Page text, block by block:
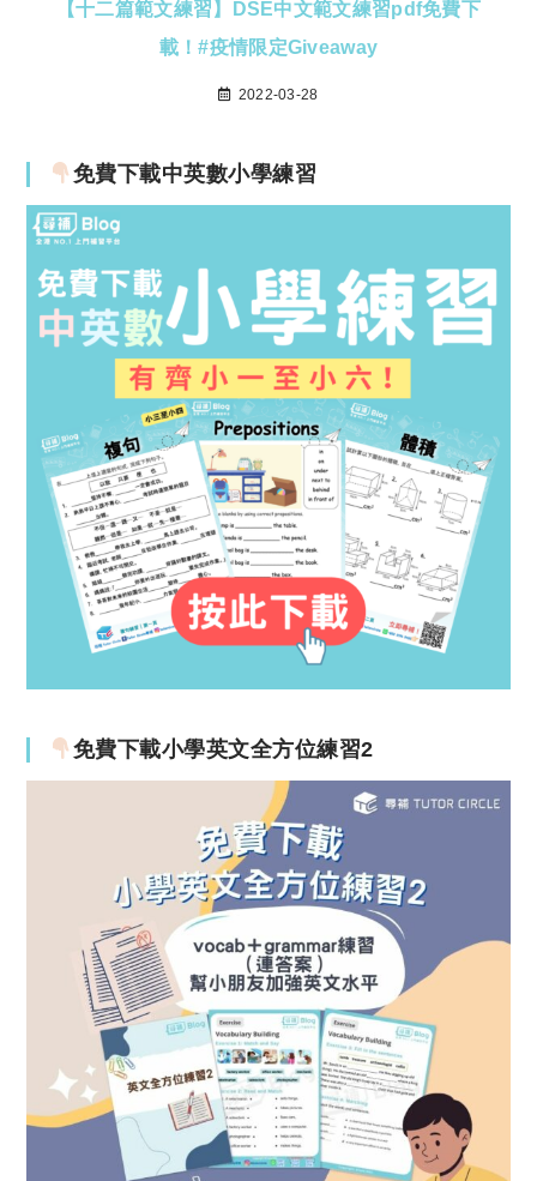
【十二篇範文練習】DSE中文範文練習pdf免費下
載！#疫情限定Giveaway
2022-03-28
免費下載中英數小學練習
免費下載小學英文全方位練習2